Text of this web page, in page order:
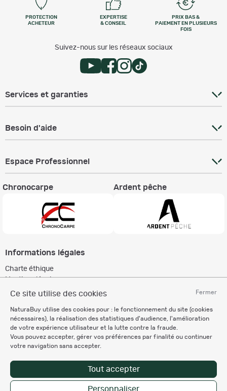
Fermer
Ce site utilise des cookies
NaturaBuy utilise des cookies pour : le fonctionnement du site (cookies
nécessaires), la réalisation des statistiques d'audience, l'amélioration
de votre expérience utilisateur et la lutte contre la fraude.
Vous pouvez accepter, gérer vos préférences par finalité ou continuer
votre navigation sans accepter.
Tout accepter
Personnaliser
PROTECTION
ACHETEUR
EXPERTISE
& CONSEIL
PRIX BAS &
PAIEMENT EN PLUSIEURS
FOIS
Suivez-nous sur les réseaux sociaux
Services et garanties
Besoin d'aide
Espace Professionnel
Chronocarpe Ardent pêche
Informations légales
Charte éthique
Mentions légales
Règlement & Conditions d'utilisation
des données personnelles
Personnalisation des cookies
Recevez nos newsletters